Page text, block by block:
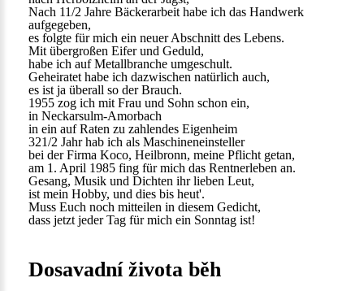
Nach 11/2 Jahre Bäckerarbeit habe ich das Handwerk
aufgegeben,
es folgte für mich ein neuer Abschnitt des Lebens.
Mit übergroßen Eifer und Geduld,
habe ich auf Metallbranche umgeschult.
Geheiratet habe ich dazwischen natürlich auch,
es ist ja überall so der Brauch.
1955 zog ich mit Frau und Sohn schon ein,
in Neckarsulm-Amorbach
in ein auf Raten zu zahlendes Eigenheim
321/2 Jahr hab ich als Maschineneinsteller
bei der Firma Koco, Heilbronn, meine Pflicht getan,
am 1. April 1985 fing für mich das Rentnerleben an.
Gesang, Musik und Dichten ihr lieben Leut,
ist mein Hobby, und dies bis heut'.
Muss Euch noch mitteilen in diesem Gedicht,
dass jetzt jeder Tag für mich ein Sonntag ist!
Dosavadní života běh